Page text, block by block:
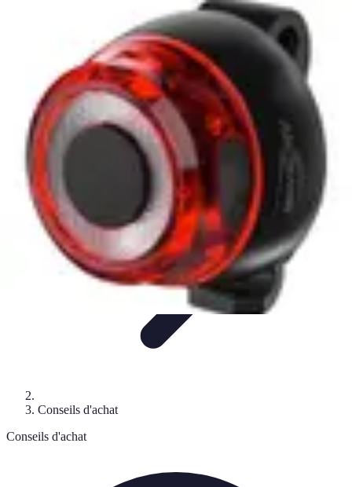
Compréhension de l'accessibilitéAccessibilitéGuides pratiques
Mode Accessible
Shopping Accessible
Conseils d'achat
Conseils d'achat